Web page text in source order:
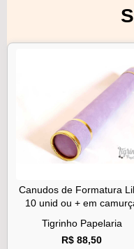
Canudos de Formatura
10 unid ou + em
Tigrinho Papelaria
R$ 88,50